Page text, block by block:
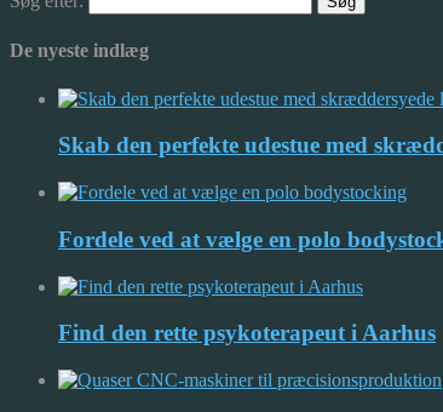
De nyeste indlæg
Skab den perfekte udestue med
Fordele ved at vælge en polo
Find den rette psykoterapeut i Aarhus